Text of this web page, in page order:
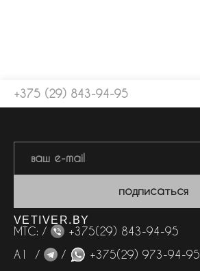
+375 (29) 843-94-95
подписаться
VETIVER.BY
МТС: /
+375(29) 843-94-95
А1 /
/
+375(29) 973-94-95